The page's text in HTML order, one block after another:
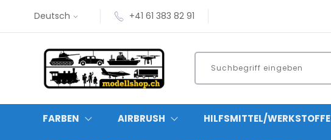
Deutsch +41 61 383 82 91
FARBEN AIRBRUSH HILFSMITTEL/WERKSTOFFE